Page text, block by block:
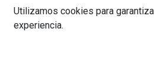
Modelo:
SILLA DE OFICINA TIPO
Utilizamos cookies para
experiencia.